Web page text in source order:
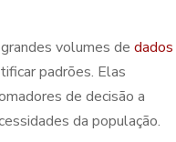
volumes de dados
padrões. Elas
de decisão a
da população.